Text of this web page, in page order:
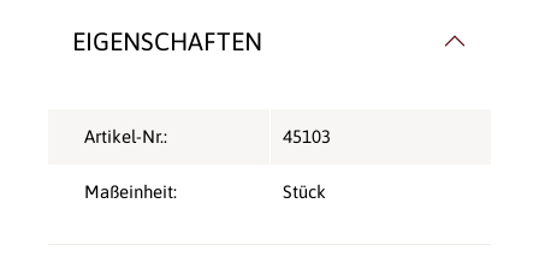
EIGENSCHAFTEN
Artikel-Nr.: 45103
Maßeinheit: Stück